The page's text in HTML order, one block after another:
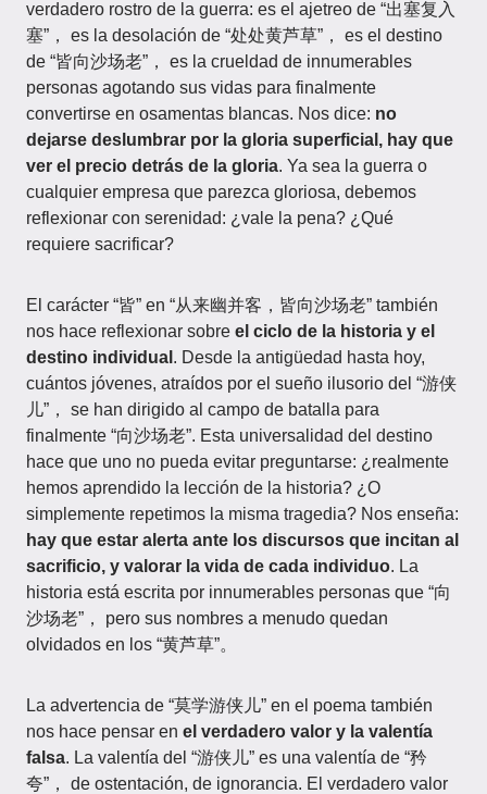
verdadero rostro de la guerra: es el ajetreo de “出塞复入
塞”， es la desolación de “处处黄芦草”， es el destino
de “皆向沙场老”， es la crueldad de innumerables
personas agotando sus vidas para finalmente
convertirse en osamentas blancas. Nos dice: no
dejarse deslumbrar por la gloria superficial, hay que
ver el precio detrás de la gloria. Ya sea la guerra o
cualquier empresa que parezca gloriosa, debemos
reflexionar con serenidad: ¿vale la pena? ¿Qué
requiere sacrificar?
El carácter “皆” en “从来幽并客，皆向沙场老” también
nos hace reflexionar sobre el ciclo de la historia y el
destino individual . Desde la antigüedad hasta hoy,
cuántos jóvenes, atraídos por el sueño ilusorio del “游侠
儿”， se han dirigido al campo de batalla para
finalmente “向沙场老”. Esta universalidad del destino
hace que uno no pueda evitar preguntarse: ¿realmente
hemos aprendido la lección de la historia? ¿O
simplemente repetimos la misma tragedia? Nos enseña:
hay que estar alerta ante los discursos que incitan al
sacrificio, y valorar la vida de cada individuo. La
historia está escrita por innumerables personas que “向
沙场老”， pero sus nombres a menudo quedan
olvidados en los “黄芦草”。
La advertencia de “莫学游侠儿” en el poema también
nos hace pensar en el verdadero valor y la valentía
falsa. La valentía del “游侠儿” es una valentía de “矜
夸”， de ostentación, de ignorancia. El verdadero valor